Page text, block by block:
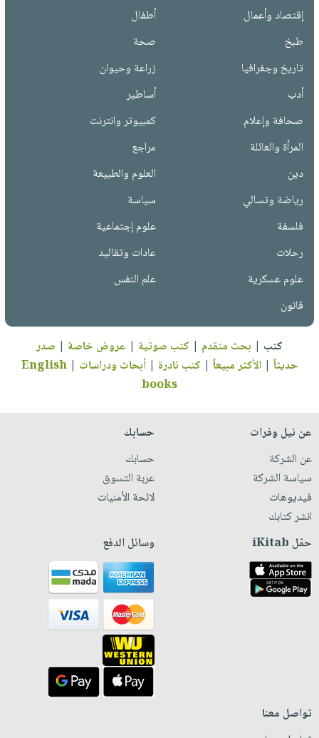
إقتصاد وأعمال
أطفال
طبخ
صحة
تاريخ وجغرافيا
زراعة وحيوان
أدب
أساطير
صحافة وإعلام
كمبيوتر وانترنت
المرأة والعائلة
مراجع
دين
العلوم والطبيعة
رياضة وتسالي
سياسة
فلسفة
علوم إجتماعية
رحلات
عادات وتقاليد
علوم عسكرية
علم النفس
قانون
كتب | بحث متقدم | كتب صوتية | عروض خاصة | صدر
حديثاً |الأكثر مبيعاً | كتب نادرة |أبحاث ودراسات |
English
books
عن نيل وفرات
عن الشركة
سياسة الشركة
فيديوهات
انشر كتابك
حسابك
حسابك
عربة التسوق
لائحة الأمنيات
حمّل iKitab وسائل الدفع
تواصل معنا